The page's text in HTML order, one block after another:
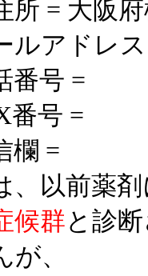
所 = 大阪
ルアドレ
番号 =
番号 =
欄 =
、以前薬
候群と診
が、